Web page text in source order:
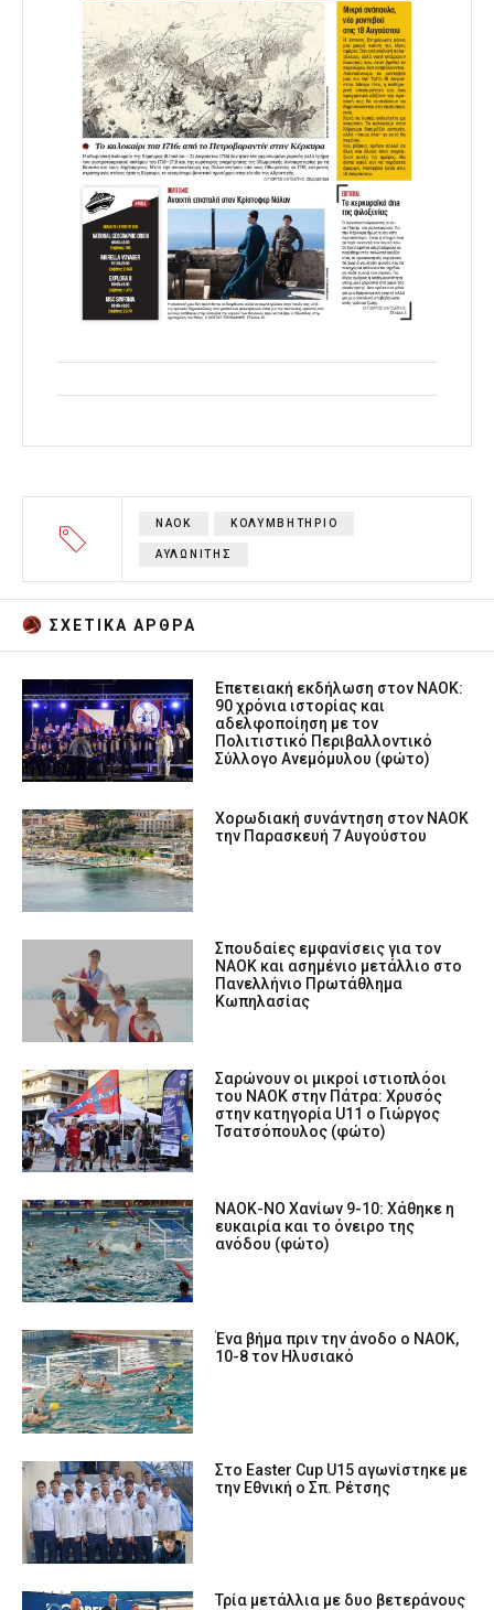
ΝΑΟΚ ΚΟΛΥΜΒΗΤΗΡΙΟ
ΑΥΛΩΝΙΤΗΣ
ΣΧΕΤΙΚA AΡΘΡΑ
Επετειακή εκδήλωση στον ΝΑΟΚ:
90 χρόνια ιστορίας και
αδελφοποίηση με τον
Πολιτιστικό Περιβαλλοντικό
Σύλλογο Ανεμόμυλου (φώτο)
Χορωδιακή συνάντηση στον ΝΑΟΚ
την Παρασκευή 7 Αυγούστου
Σπουδαίες εμφανίσεις για τον
ΝΑΟΚ και ασημένιο μετάλλιο στο
Πανελλήνιο Πρωτάθλημα
Κωπηλασίας
Σαρώνουν οι μικροί ιστιοπλόοι
του ΝΑΟΚ στην Πάτρα: Χρυσός
στην κατηγορία U11 ο Γιώργος
Τσατσόπουλος (φώτο)
ΝΑΟΚ-ΝΟ Χανίων 9-10: Χάθηκε η
ευκαιρία και το όνειρο της
ανόδου (φώτο)
Ένα βήμα πριν την άνοδο ο ΝΑΟΚ,
10-8 τον Ηλυσιακό
Στο Easter Cup U15 αγωνίστηκε με
την Εθνική ο Σπ. Ρέτσης
Τρία μετάλλια με δυο βετεράνους